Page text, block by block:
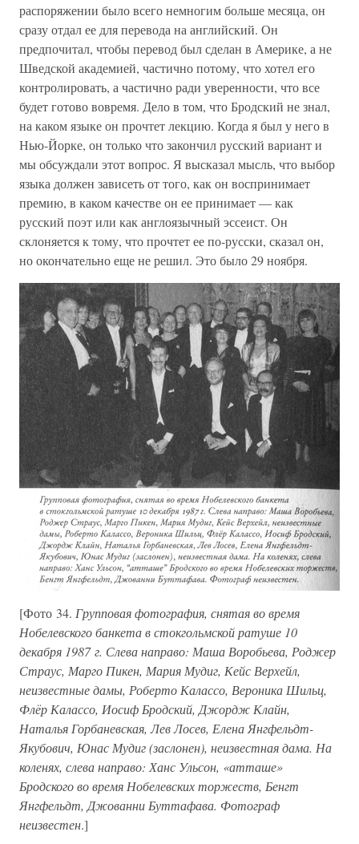
распоряжении было всего немногим больше месяца, он
сразу отдал ее для перевода на английский. Он
предпочитал, чтобы перевод был сделан в Америке, а не
Шведской академией, частично потому, что хотел его
контролировать, а частично ради уверенности, что все
будет готово вовремя. Дело в том, что Бродский не знал,
на каком языке он прочтет лекцию. Когда я был у него в
Нью-Йорке, он только что закончил русский вариант и
мы обсуждали этот вопрос. Я высказал мысль, что выбор
языка должен зависеть от того, как он воспринимает
премию, в каком качестве он ее принимает — как
русский поэт или как англоязычный эссеист. Он
склоняется к тому, что прочтет ее по-русски, сказал он,
но окончательно еще не решил. Это было 29 ноября.
[Фото 34. Групповая фотография, снятая во время
Нобелевского банкета в стокгольмской ратуше 10
декабря 1987 г. Слева направо: Маша Воробьева, Роджер
Страус, Марго Пикен, Мария Мудиг, Кейс Верхейл,
неизвестные дамы, Роберто Калассо, Вероника Шильц,
Флёр Калассо, Иосиф Бродский, Джордж Клайн,
Наталья Горбаневская, Лев Лосев, Елена Янгфельдт-
Якубович, Юнас Мудиг (заслонен), неизвестная дама. На
коленях, слева направо: Ханс Ульсон, «атташе»
Бродского во время Нобелевских торжеств, Бенгт
Янгфельдт, Джованни Буттафава. Фотограф
неизвестен.]